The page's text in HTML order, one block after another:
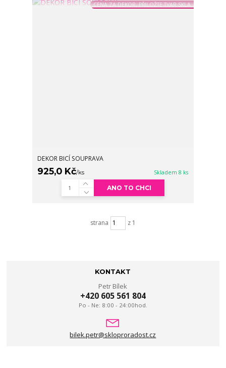
CENA ZA DEKOR, PŘILOŽTE TVAR SKLA
DEKOR BICÍ SOUPRAVA
925,0 Kč/ks Skladem 8 ks
ANO TO CHCI
strana z 1
KONTAKT
Petr Bílek
+420 605 561 804
Po - Ne: 8:00 - 24:00hod.
bilek.petr@skloproradost.cz